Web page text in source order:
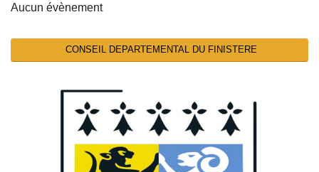
Aucun évènement
CONSEIL DEPARTEMENTAL DU FINISTERE